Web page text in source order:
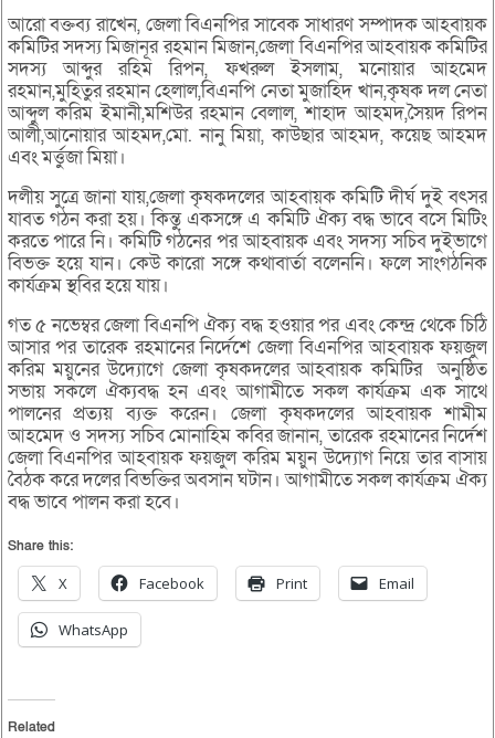
আরো বক্তব্য রাখেন, জেলা বিএনপির সাবেক সাধারণ সম্পাদক আহবায়ক
কমিটির সদস্য মিজানূর রহমান মিজান,জেলা বিএনপির আহবায়ক কমিটির
সদস্য আব্দুর রহিম রিপন, ফখরুল ইসলাম, মনোয়ার আহমেদ
রহমান,মুহিতুর রহমান হেলাল,বিএনপি নেতা মুজাহিদ খান,কৃষক দল নেতা
আব্দুল করিম ইমানী,মশিউর রহমান বেলাল, শাহাদ আহমদ,সৈয়দ রিপন
আলী,আনোয়ার আহমদ,মো. নানু মিয়া, কাউছার আহমদ, কয়েছ আহমদ
এবং মর্ত্তুজা মিয়া।
দলীয় সুত্রে জানা যায়,জেলা কৃষকদলের আহবায়ক কমিটি দীর্ঘ দুই বৎসর
যাবত গঠন করা হয়। কিন্তু একসঙ্গে এ কমিটি ঐক্য বদ্ধ ভাবে বসে মিটিং
করতে পারে নি। কমিটি গঠনের পর আহবায়ক এবং সদস্য সচিব দুইভাগে
বিভক্ত হয়ে যান। কেউ কারো সঙ্গে কথাবার্তা বলেননি। ফলে সাংগঠনিক
কার্যক্রম স্থবির হয়ে যায়।
গত ৫ নভেম্বর জেলা বিএনপি ঐক্য বদ্ধ হওয়ার পর এবং কেন্দ্র থেকে চিঠি
আসার পর তারেক রহমানের নির্দেশে জেলা বিএনপির আহবায়ক ফয়জুল
করিম ময়ুনের উদ্যোগে জেলা কৃষকদলের আহবায়ক কমিটির অনুষ্ঠিত
সভায় সকলে ঐক্যবদ্ধ হন এবং আগামীতে সকল কার্যক্রম এক সাথে
পালনের প্রত্যয় ব্যক্ত করেন। জেলা কৃষকদলের আহবায়ক শামীম
আহমেদ ও সদস্য সচিব মোনাহিম কবির জানান, তারেক রহমানের নির্দেশ
জেলা বিএনপির আহবায়ক ফয়জুল করিম ময়ুন উদ্যোগ নিয়ে তার বাসায়
বৈঠক করে দলের বিভক্তির অবসান ঘটান। আগামীতে সকল কার্যক্রম ঐক্য
বদ্ধ ভাবে পালন করা হবে।
Share this:
X Facebook Print Email
WhatsApp
Related